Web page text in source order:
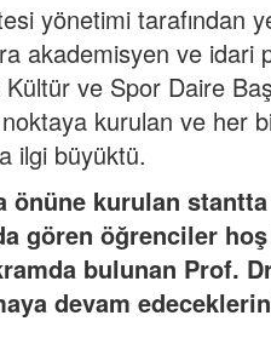
yönetimi tarafından
akademisyen ve
ve Spor Daire
kurulan ve her
ilgi büyüktü.
önüne kurulan
gören öğrenciler
bulunan Prof.
devam